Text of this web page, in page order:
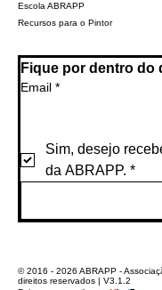
Escola ABRAPP
Recursos para o Pintor
Fique por dentro do
Email *
Sim, desejo
da ABRAPP. *
© 2016 - 2026 ABRAPP -
direitos reservados | V3.1.2